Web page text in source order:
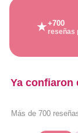
★+700
reseñas
Ya confiaron
Más de 700